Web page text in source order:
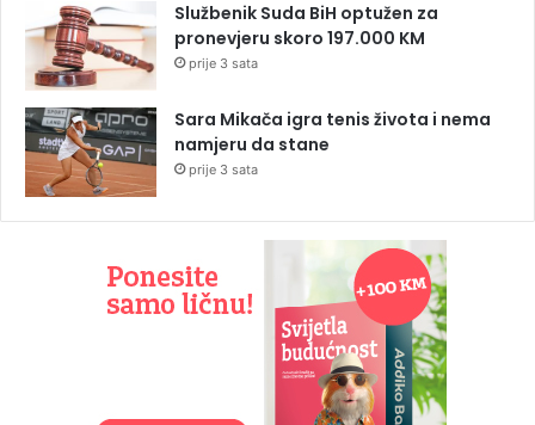
Službenik Suda BiH optužen za
pronevjeru skoro 197.000 KM
prije 3 sata
Sara Mikača igra tenis života i nema
namjeru da stane
prije 3 sata